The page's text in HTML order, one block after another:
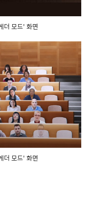
더 모드' 화면
더 모드' 화면